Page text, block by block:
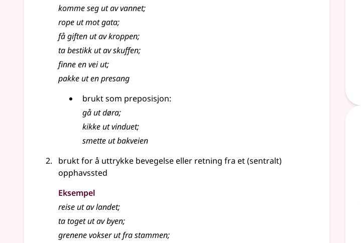
komme seg ut av vannet;
rope ut mot gata;
få giften ut av kroppen;
ta bestikk ut av skuffen;
finne en vei ut;
pakke ut en presang
brukt som preposisjon:
gå ut døra;
kikke ut vinduet;
smette ut bakveien
brukt for å uttrykke bevegelse eller retning fra et (sentralt)
opphavssted
Eksempel
reise ut av landet;
ta toget ut av byen;
grenene vokser ut fra stammen;